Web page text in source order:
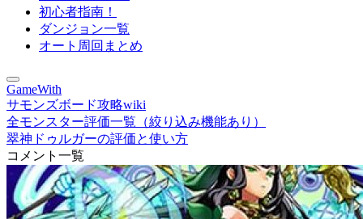
初心者指南！
ダンジョン一覧
オート周回まとめ
GameWith
サモンズボード攻略wiki
全モンスター評価一覧（絞り込み機能あり）
翠神ドゥルガーの評価と使い方
コメント一覧